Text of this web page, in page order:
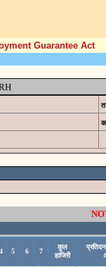
Guarantee Act
4 5 6 7
कुल
हाजिरी